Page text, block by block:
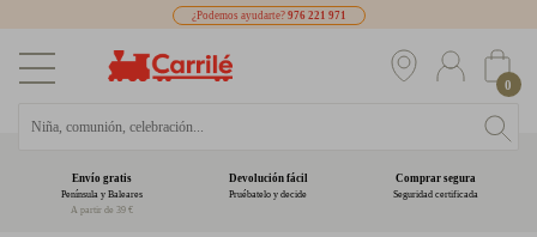
¿Podemos ayudarte? 976 221 971
0
Envío gratis
Península y Baleares
A partir de 39 €
Devolución fácil
Pruébatelo y decide
Comprar segura
Seguridad certificada